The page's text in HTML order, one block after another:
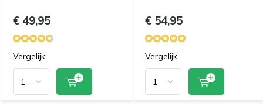
€ 49,95
Vergelijk
€ 54,95
Vergelijk